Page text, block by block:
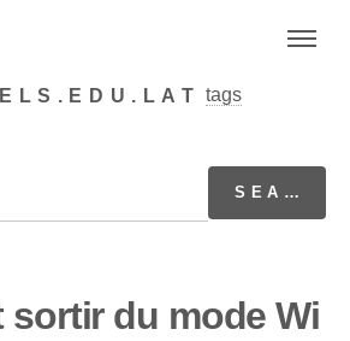
tags
sortir du mode Wi